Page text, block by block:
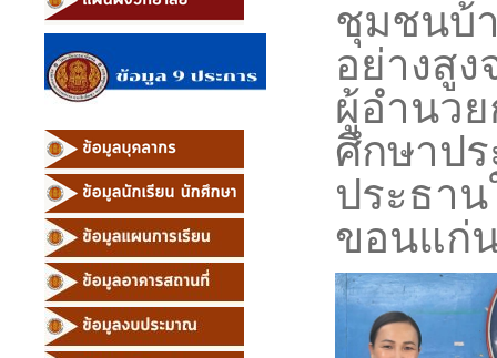
ชุมชนบ้
อย่างสู
ผู้อำนว
ศึกษาป
ประธา
ขอนแก่